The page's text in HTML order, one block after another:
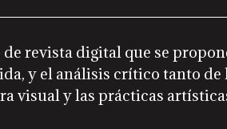
revista digital que se
y el análisis crítico tanto
visual y las prácticas